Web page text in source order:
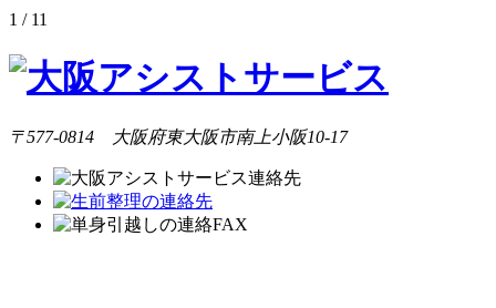
1 / 11
〒577-0814 大阪府東大阪市南上小阪10-17